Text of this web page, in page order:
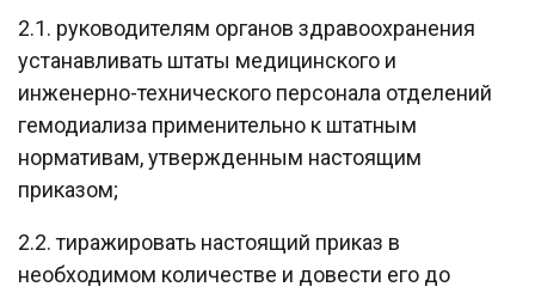
2.1. руководителям органов здравоохранения
устанавливать штаты медицинского и
инженерно-технического персонала отделений
гемодиализа применительно к штатным
нормативам, утвержденным настоящим
приказом;
2.2. тиражировать настоящий приказ в
необходимом количестве и довести его до